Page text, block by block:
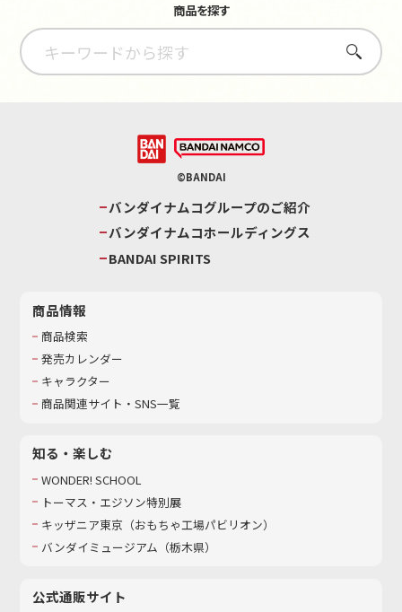
商品を探す
さがす
©BANDAI
バンダイナムコグループのご紹介
バンダイナムコホールディングス
BANDAI SPIRITS
商品情報
商品検索
発売カレンダー
キャラクター
商品関連サイト・SNS一覧
知る・楽しむ
WONDER! SCHOOL
トーマス・エジソン特別展
キッザニア東京（おもちゃ工場パビリオン）​
バンダイミュージアム（栃木県）
公式通販サイト